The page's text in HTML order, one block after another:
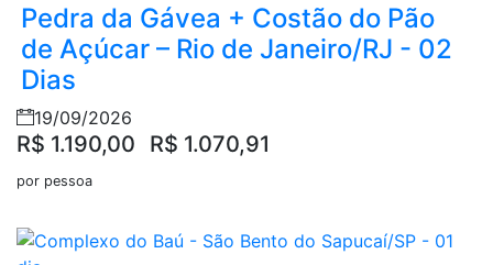
Pedra da Gávea + Costão do Pão
de Açúcar – Rio de Janeiro/RJ - 02
Dias
19/09/2026
R$ 1.190,00 R$ 1.070,91
por pessoa